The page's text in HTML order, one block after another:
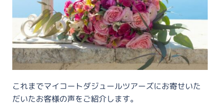
これまでマイコートダジュールツアーズにお寄せいた
だいたお客様の声をご紹介します。